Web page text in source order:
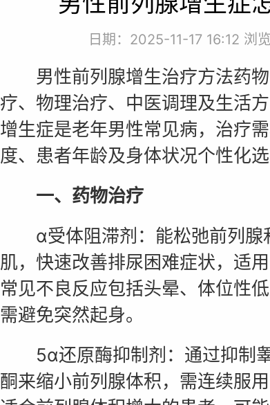
日期：2025-11-17 16:12 浏览
男性前列腺增生治疗方法药物
疗、物理治疗、中医调理及生活
增生症是老年男性常见病，治疗
度、患者年龄及身体状况个性化选
一、药物治疗
α受体阻滞剂：能松弛前列腺
肌，快速改善排尿困难症状，适用
常见不良反应包括头晕、体位性
需避免突然起身。
5α还原酶抑制剂：通过抑制
酮来缩小前列腺体积，需连续服用